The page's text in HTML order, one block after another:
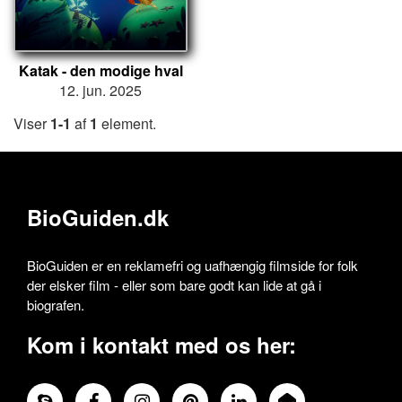
Katak - den modige hval
12. jun. 2025
Viser1-1 af1 element.
BioGuiden.dk
BioGuiden er en reklamefri og uafhængig filmside for folk
der elsker film - eller som bare godt kan lide at gå i
biografen.
Kom i kontakt med os her: